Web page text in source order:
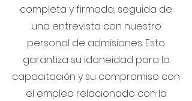
completa y firmada, seguida de
una entrevista con nuestro
personal de admisiones. Esto
garantiza su idoneidad para la
capacitación y su compromiso con
el empleo relacionado con la